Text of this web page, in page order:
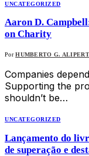
UNCATEGORIZED
Aaron D.
on Charity
Por HUMBERTO G.
Companies
Supporting the
shouldn’t be…
UNCATEGORIZED
Lançamento do
de superação e